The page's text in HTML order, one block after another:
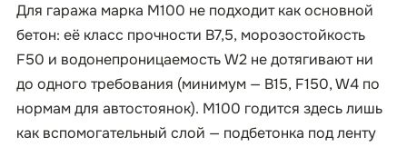
Для гаража марка М100 не подходит как основной
бетон: её класс прочности B7,5, морозостойкость
F50 и водонепроницаемость W2 не дотягивают ни
до одного требования (минимум — B15, F150, W4 по
нормам для автостоянок). М100 годится здесь лишь
как вспомогательный слой — подбетонка под ленту